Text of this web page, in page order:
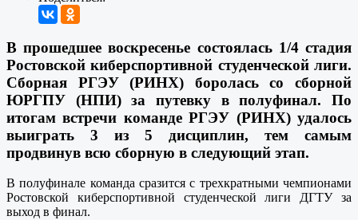
В прошедшее воскресенье состоялась 1/4 стадия
Ростовской киберспортивной студенческой лиги.
Сборная РГЭУ (РИНХ) боролась со сборной
ЮРГПУ (НПИ) за путевку в полуфинал. По
итогам встречи команде РГЭУ (РИНХ) удалось
выиграть 3 из 5 дисциплин, тем самым
продвинув всю сборную в следующий этап.
В полуфинале команда сразится с трехкратными чемпионами
Ростовской киберспортивной студенческой лиги ДГТУ за
выход в финал.